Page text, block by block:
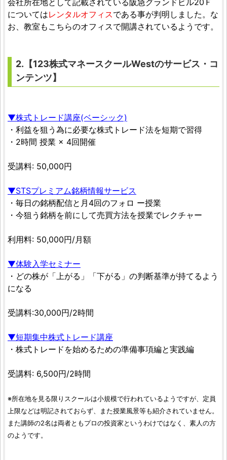
会社所在地として記載されている阪急グランドビル20Ｆ
についてはレンタルオフィスである事が判明しました。な
お、教室もこちらのオフィスで開講されているようです。
2.【123株式マネースクールWestのサービス・コ
ンテンツ】
▼株式トレード講座(ベーシック)
・利益を狙う為に必要な株式トレード法を短期で習得
・2時間 授業 × 4回開催
受講料: 50,000円
▼STSプレミアム銘柄情報サービス
・毎日の銘柄配信と月4回のフォロ ー授業
・今狙う銘柄を前にして売買方法を授業でレクチャー
利用料: 50,000円/月額
▼体験入学セミナー
・どの株が「上がる」「下がる」の判断基準が持てるよう
になる
受講料:30,000円/2時間
▼短期集中株式トレード講座
・株式トレードを始めるための準備事項編と実践編
受講料: 6,500円/2時間
※所在地を見る限りスクールは小規模で行われているようですが、定員
上限などは明記されておらず、また授業風景等も紹介されていません。
また講師の2名は両者ともプロの投資家というわけではなく、素人の方
のようです。